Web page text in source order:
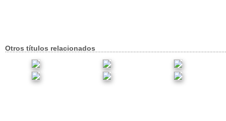
Otros títulos relacionados